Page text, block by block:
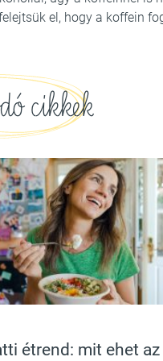
el, hogy a koffein
cikkek
étrend: mit ehet az